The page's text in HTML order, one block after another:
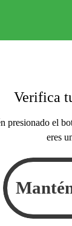
Verifica
presionado el
eres